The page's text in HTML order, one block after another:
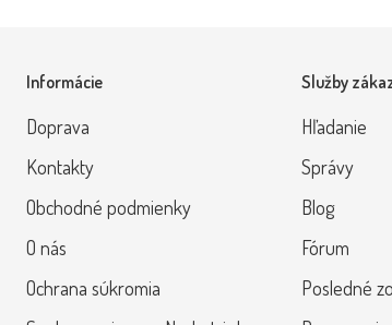
Informácie
Doprava
Kontakty
Obchodné podmienky
O nás
Ochrana súkromia
Služby
Hľadanie
Správy
Blog
Fórum
Posledné